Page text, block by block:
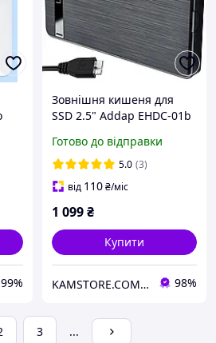
99%
Зовнішня кишеня для
SSD 2.5" Addap EHDC-01b
Готово до відправки
5.0 (3)
від 110₴/міс
1 099₴
Купити
KAMSTORE.COM.UA 98%
3 ...